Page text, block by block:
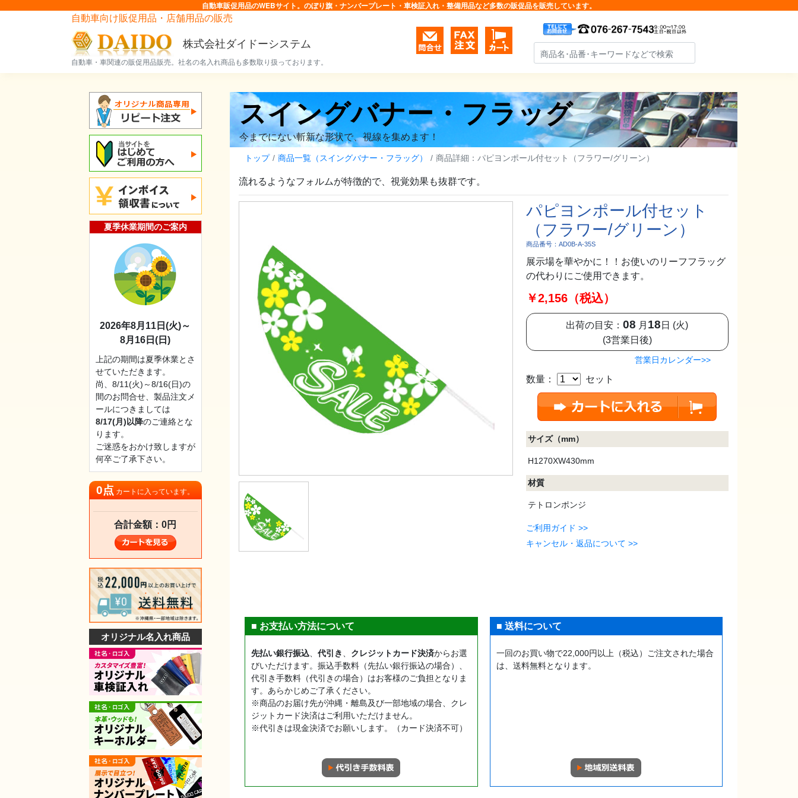
自動車販促用品のWEBサイト。のぼり旗・ナンバープレート・車検証入れ・整備用品など多数の販促品を販売しています。
自動車向け販促用品・店舗用品の販売
株式会社ダイドーシステム
自動車・車関連の販促用品販売。社名の名入れ商品も多数取り扱っております。
夏季休業期間のご案内
2026年8月11日(火)～
8月16日(日)
上記の期間は夏季休業とさ
せていただきます。
尚、8/11(火)～8/16(日)の
間のお問合せ、製品注文メ
ールにつきましては
8/17(月)以降のご連絡とな
ります。
ご迷惑をおかけ致しますが
何卒ご了承下さい。
0点 カートに入っています。
合計金額：0円
オリジナル名入れ商品
スイングバナー・フラッグ
今までにない斬新な形状で、視線を集めます！
トップ 商品一覧（スイングバナー・フラッグ） 商品詳細：パピヨンポール付セット（フラワー/グリーン）
流れるようなフォルムが特徴的で、視覚効果も抜群です。
パピヨンポール付セット
（フラワー/グリーン）
商品番号：AD0B-A-35S
展示場を華やかに！！お使いのリーフフラッグ
の代わりにご使用できます。
￥2,156（税込）
出荷の目安：08 月 18 日 (火)
(3営業日後)
営業日カレンダー>>
数量： セット
サイズ（mm）
H1270XW430mm
材質
テトロンポンジ
ご利用ガイド >>
キャンセル・返品について >>
■ お支払い方法について
先払い銀行振込 代引き クレジットカード決済からお選
びいただけます。振込手数料（先払い銀行振込の場合）、
代引き手数料（代引きの場合）はお客様のご負担となりま
す。あらかじめご了承ください。
※商品のお届け先が沖縄・離島及び一部地域の場合、クレ
ジットカード決済はご利用いただけません。
※代引きは現金決済でお願いします。（カード決済不可）
■ 送料について
一回のお買い物で22,000円以上（税込）ご注文された場合
は、送料無料となります。